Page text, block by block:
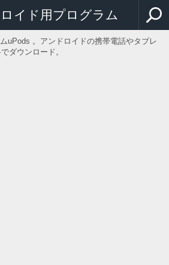
イド用プログラム
uPods 。アンドロイドの携帯電話やタブレ
ダウンロード。